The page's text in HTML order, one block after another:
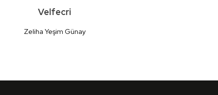
Velfecri
Zeliha Yeşim Günay